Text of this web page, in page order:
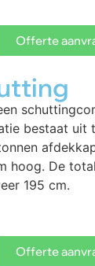
Offerte
bestaat uit
hoog. De
195 cm.
Offerte